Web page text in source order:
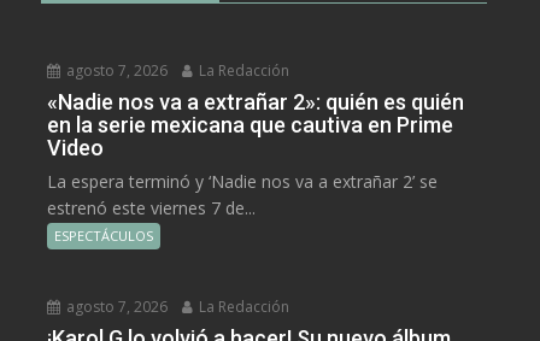
agosto 7, 2026 La Redacción
«Nadie nos va a extrañar 2»: quién es quién
en la serie mexicana que cautiva en Prime
Video
La espera terminó y ‘Nadie nos va a extrañar 2’ se
estrenó este viernes 7 de...
ESPECTÁCULOS
agosto 7, 2026 La Redacción